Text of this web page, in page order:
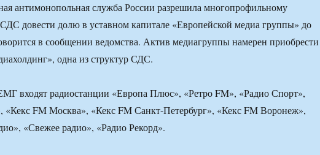
антимонопольная служба России разрешила многопрофильному
довести долю в уставном капитале «Европейской медиа группы» до
в сообщении ведомства. Актив медиагруппы намерен приобрести
одна из структур СДС.
входят радиостанции «Европа Плюс», «Ретро FM», «Радио Спорт»,
«Кекс FM Москва», «Кекс FM Санкт-Петербург», «Кекс FM Воронеж»,
«Свежее радио», «Радио Рекорд».